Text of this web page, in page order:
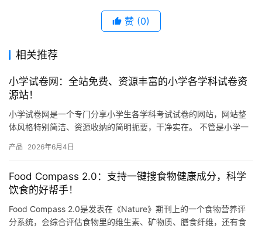
赞 (0)
相关推荐
小学试卷网：全站免费、资源丰富的小学各学科试卷资
源站！
小学试卷网是一个专门分享小学生各学科考试试卷的网站，网站整
体风格特别简洁、资源收纳的简明扼要，干净实在。 不管是小学一
都有…
产品 2026年6月4日
Food Compass 2.0：支持一键搜食物健康成分，科学
饮食的好帮手！
Food Compass 2.0是发表在《Nature》期刊上的一个食物营养评
分系统，会综合评估食物里的维生素、矿物质、膳食纤维，还有食